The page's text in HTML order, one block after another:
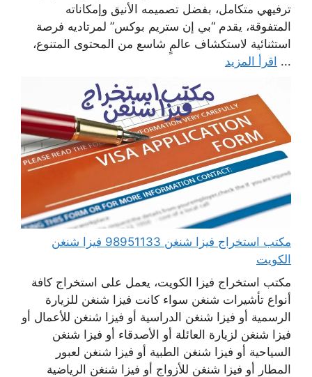
ترفيهي متكامل، بفضل تصميمه الأنيق وإمكاناته
المتفوقة، يقدم “بي إن ستريم بوكس” لمرتاديه فرصة
استثنائية لاستكشاف عالمٍ شاسع من المحتوى المتنوع،
... اقرأ المزيد
مكتب استخراج فيزا شنغن 98951133 فيزا شنغن
الكويت
مكتب استخراج فيزا الكويت، يعمل على استخراج كافة
أنواع تأشيرات شنغن سواء كانت فيزا شنغن للزيارة
الرسمية أو فيزا شنغن الدراسية أو فيزا شنغن للأعمال أو
فيزا شنغن لزيارة العائلة أو الأصدقاء أو فيزا شنغن
السياحية أو فيزا شنغن الطبية أو فيزا شنغن لعبور
المطار أو فيزا شنغن للأزواج أو فيزا شنغن الرياضية